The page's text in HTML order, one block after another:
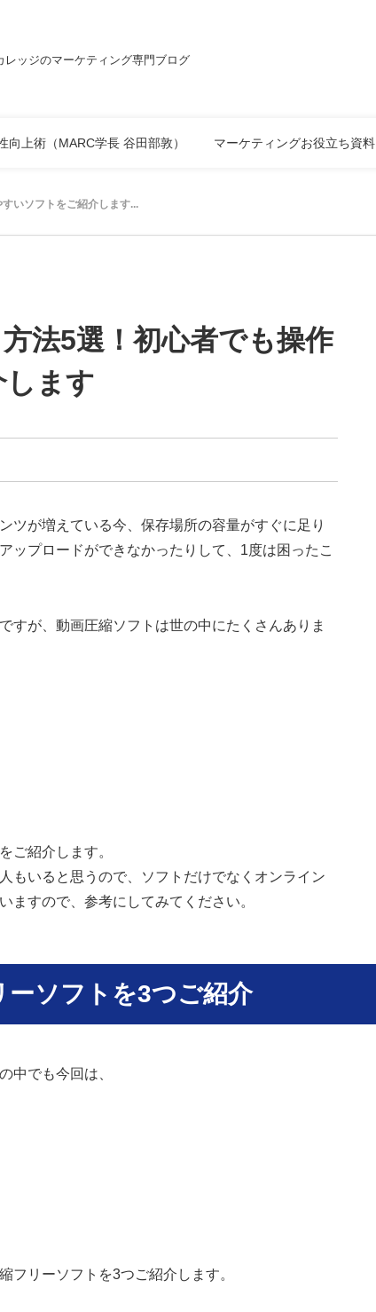
レッジのマーケティング専門ブログ
向上術（MARC学長 谷田部敦） マーケティングお役立ち資料
いソフトをご紹介します...
法5選！初心者でも操作
します
ツが増えている今、保存場所の容量がすぐに足り
ップロードができなかったりして、1度は困ったこ
すが、動画圧縮ソフトは世の中にたくさんありま
ご紹介します。
もいると思うので、ソフトだけでなくオンライン
ますので、参考にしてみてください。
ソフトを3つご紹介
中でも今回は、
フリーソフトを3つご紹介します。